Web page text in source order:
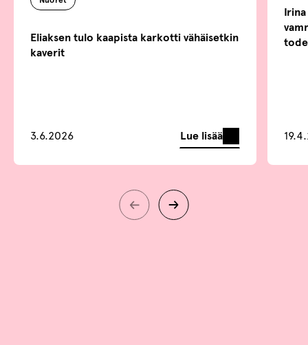
Eliaksen tulo kaapista karkotti vähäisetkin
kaverit
3.6.2026 Lue lisää